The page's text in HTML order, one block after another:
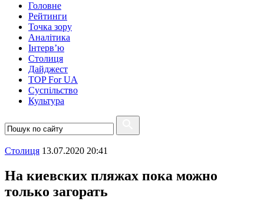
Головне
Рейтинги
Точка зору
Аналітика
Інтерв’ю
Столиця
Дайджест
TOP For UA
Суспiльство
Культура
Столиця 13.07.2020 20:41
На киевских пляжах пока можно
только загорать